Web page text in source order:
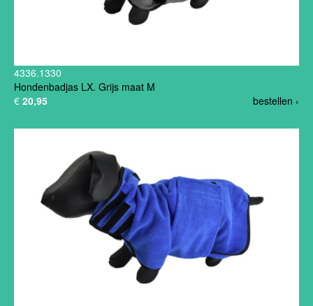
4336.1330
Hondenbadjas LX. Grijs maat M
bestellen ›
€ 20,95